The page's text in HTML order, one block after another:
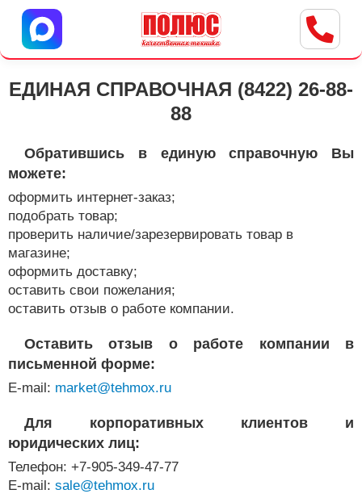
Центр бытовой техники
г. Ульяновск, ул. Пушкарева, 8a
ЕДИНАЯ СПРАВОЧНАЯ (8422) 26-88-
88
Обратившись в единую справочную Вы
можете:
оформить интернет-заказ;
подобрать товар;
проверить наличие/зарезервировать товар в
магазине;
оформить доставку;
оставить свои пожелания;
оставить отзыв о работе компании.
Оставить отзыв о работе компании в
письменной форме:
E-mail: market@tehmox.ru
Для корпоративных клиентов и
юридических лиц:
Телефон: +7-905-349-47-77
E-mail: sale@tehmox.ru